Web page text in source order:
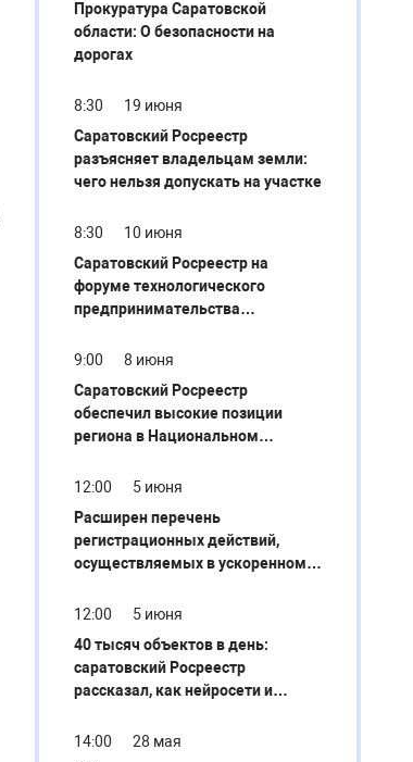
Прокуратура Саратовской
области: О безопасности на
дорогах
8:30
19 июня
Саратовский Росреестр
разъясняет владельцам земли:
чего нельзя допускать на участке
8:30
10 июня
Саратовский Росреестр на
форуме технологического
предпринимательства
пространственного развития
9:00
8 июня
Саратовский Росреестр
обеспечил высокие позиции
региона в Национальном
12:00
5 июня
Расширен перечень
регистрационных действий,
осуществляемых в ускоренном
12:00
5 июня
40 тысяч объектов в день:
саратовский Росреестр
рассказал, как нейросети и
земельный надзор
14:00
28 мая